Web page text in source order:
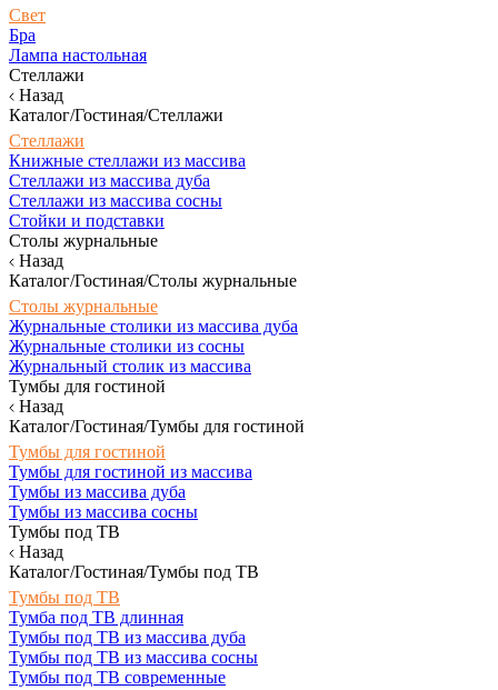
Свет
Бра
Лампа настольная
Стеллажи
Назад
Каталог/Гостиная/Стеллажи
Стеллажи
Книжные стеллажи из массива
Стеллажи из массива дуба
Стеллажи из массива сосны
Стойки и подставки
Столы журнальные
Назад
Каталог/Гостиная/Столы журнальные
Столы журнальные
Журнальные столики из массива дуба
Журнальные столики из сосны
Журнальный столик из массива
Тумбы для гостиной
Назад
Каталог/Гостиная/Тумбы для гостиной
Тумбы для гостиной
Тумбы для гостиной из массива
Тумбы из массива дуба
Тумбы из массива сосны
Тумбы под ТВ
Назад
Каталог/Гостиная/Тумбы под ТВ
Тумбы под ТВ
Тумба под ТВ длинная
Тумбы под ТВ из массива дуба
Тумбы под ТВ из массива сосны
Тумбы под ТВ современные